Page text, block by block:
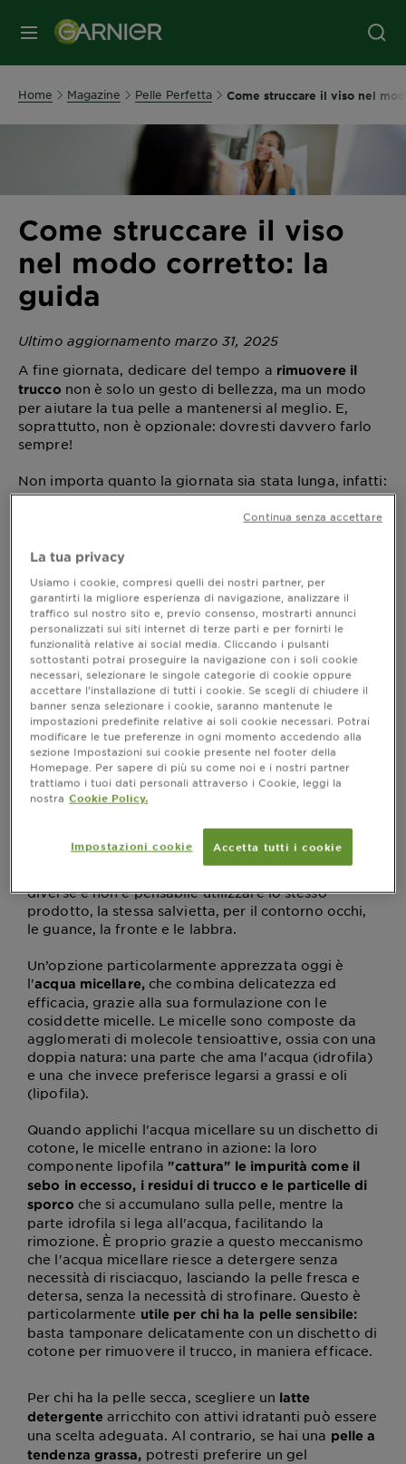
MENU
Home Magazine Pelle Perfetta Come struccare il viso nel
Come struccare il viso
nel modo corretto: la
guida
Ultimo aggiornamento marzo 31, 2025
A fine giornata, dedicare del tempo a rimuovere il
trucco non è solo un gesto di bellezza, ma un modo
per aiutare la tua pelle a mantenersi al meglio. E,
soprattutto, non è opzionale: dovresti davvero farlo
sempre!
Non importa quanto la giornata sia stata lunga, infatti:
anche se non vedi l’ora di andare a letto a riposare,
struccarti prima di andare a dormire è fondamentale.
residui di trucco, che possono rendere meno luminoso
rischio di generare imperfezioni. Un’adeguata routine
di detersione aiuta a rimuovere queste particelle e
offre un momento di relax e self-care.
Come struccarsi correttamente
Quando si parla di struccarsi correttamente, è
importante sapere che esistono vari metodi e
prodotti tra cui scegliere. Ad esempio, le salviette
struccantipossono sembrare un’opzione pratica,
ma possono risultare meno efficaci nel rimuovere
metodo principale per la routine quotidiana.
diverse e non è pensabile utilizzare lo stesso
prodotto, la stessa salvietta, per il contorno occhi,
le guance, la fronte e le labbra.
Un’opzione particolarmente apprezzata oggi è
l'acqua micellare,che combina delicatezza ed
efficacia, grazie alla sua formulazione con le
cosiddette micelle. Le micelle sono composte da
agglomerati di molecole tensioattive, ossia con una
doppia natura: una parte che ama l’acqua (idrofila)
e una che invece preferisce legarsi a grassi e oli
(lipofila).
Quando applichi l'acqua micellare su un dischetto di
cotone, le micelle entrano in azione: la loro
componente lipofila "cattura" le impurità come il
sebo in eccesso, i residui di trucco e le particelle di
sporco che si accumulano sulla pelle, mentre la
parte idrofila si lega all'acqua, facilitando la
rimozione. È proprio grazie a questo meccanismo
che l'acqua micellare riesce a detergere senza
necessità di risciacquo, lasciando la pelle fresca e
detersa, senza la necessità di strofinare. Questo è
particolarmente utile per chi ha la pelle sensibile:
basta tamponare delicatamente con un dischetto di
cotone per rimuovere il trucco, in maniera efficace.
Per chi ha la pelle secca, scegliere un latte
detergente arricchito con attivi idratanti può essere
una scelta adeguata. Al contrario, se hai una pelle a
tendenza grassa, potresti preferire un gel
La tua privacy
Usiamo i cookie, compresi quelli dei nostri partner, per
garantirti la migliore esperienza di navigazione, analizzare il
traffico sul nostro sito e, previo consenso, mostrarti annunci
personalizzati sui siti internet di terze parti e per fornirti le
funzionalità relative ai social media. Cliccando i pulsanti
sottostanti potrai proseguire la navigazione con i soli cookie
necessari, selezionare le singole categorie di cookie oppure
accettare l’installazione di tutti i cookie. Se scegli di chiudere il
banner senza selezionare i cookie, saranno mantenute le
impostazioni predefinite relative ai soli cookie necessari. Potrai
modificare le tue preferenze in ogni momento accedendo alla
sezione Impostazioni sui cookie presente nel footer della
Homepage. Per sapere di più su come noi e i nostri partner
trattiamo i tuoi dati personali attraverso i Cookie, leggi la
nostra Cookie Policy.
Impostazioni cookie Accetta tutti i cookie
Continua senza accettare